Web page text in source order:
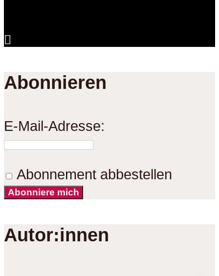
Abonnieren
E-Mail-Adresse:
Abonnement abbestellen
Abonniere mich
Autor:innen